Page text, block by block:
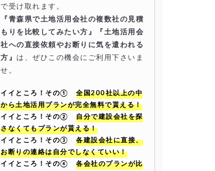
で受け取れます。
『青森県で土地活用会社の複数社の見積
もりを比較してみたい方』『土地活用会
社への直接依頼やお断りに気を遣われる
方』 は、ぜひこの機会にご利用下さいま
せ。
イイところ！その①
全国200社以上の中
から土地活用プランが完全無料で貰える！
イイところ！その②
自分で建設会社を探
さなくてもプランが貰える！
イイところ！その③
各建設会社に直接、
お断りの連絡は自分でしなくていい！
イイところ！その④
各会社のプランが比